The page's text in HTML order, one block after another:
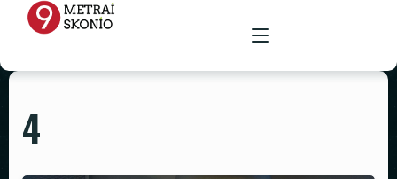
PAGRINDINIS
4